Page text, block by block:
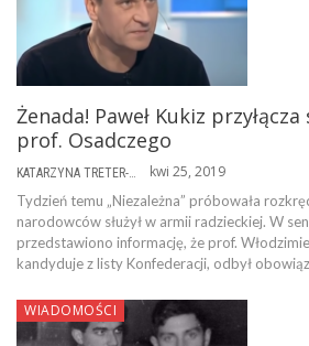
Żenada! Paweł Kukiz
prof. Osadczego
kwi 25, 2019
Tydzień temu „Niezależna” próbowała
narodowców służył w armii radzieckiej. W
przedstawiono informację, że prof.
kandyduje z listy Konfederacji, odbył
WIADOMOŚCI